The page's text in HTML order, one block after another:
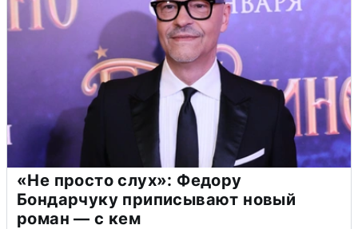
«Не просто слух»: Федору
Бондарчуку приписывают новый
роман — с кем